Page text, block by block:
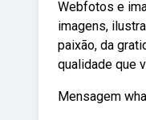
Webfotos e
imagens,
paixão, da
qualidade que
Mensagem